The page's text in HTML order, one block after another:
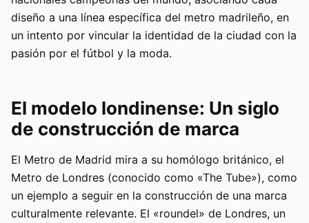
diseño a una línea específica del metro madrileño, en
un intento por vincular la identidad de la ciudad con la
pasión por el fútbol y la moda.
El modelo londinense: Un siglo
de construcción de marca
El Metro de Madrid mira a su homólogo británico, el
Metro de Londres (conocido como «The Tube»), como
un ejemplo a seguir en la construcción de una marca
culturalmente relevante. El «roundel» de Londres, un